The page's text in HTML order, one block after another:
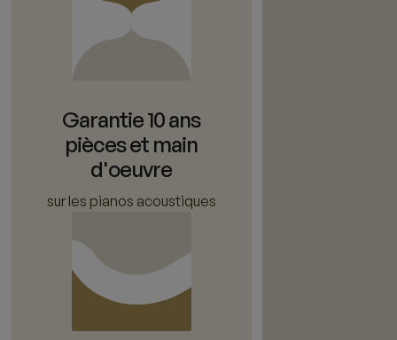
Garantie 10 ans
pièces et main
d'oeuvre
sur les pianos acoustiques